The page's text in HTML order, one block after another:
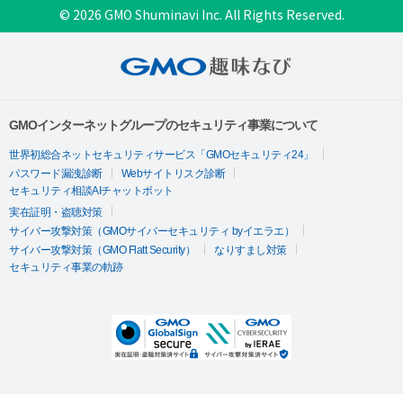
© 2026 GMO Shuminavi Inc. All Rights Reserved.